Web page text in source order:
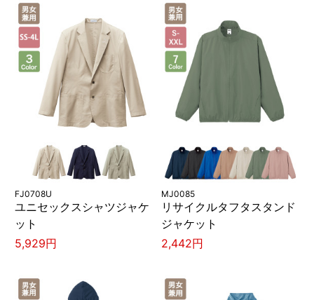
FJ0708U
ユニセックスシャツジャケ
ット
5,929円
MJ0085
リサイクルタフタスタンド
ジャケット
2,442円